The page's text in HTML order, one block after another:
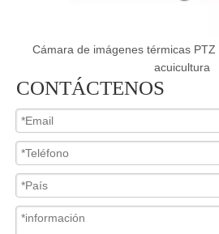
Cámara de imágenes térmicas
acuicultura
CONTÁCTENOS